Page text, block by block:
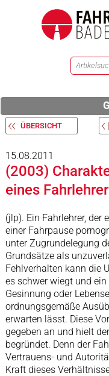
ÜBERSICHT
15.08.2011
(2003)
eines
(jlp). Ein Fahrlehrer, der
einer Fahrpause
unter Zugrundelegung
Grundsätze als
Fehlverhalten kann die
es schwer wiegt und
Gesinnung oder
ordnungsgemäße
erwarten lässt. Diese
gegeben an und hielt
begründet. Denn der
Vertrauens- und
Kraft dieses